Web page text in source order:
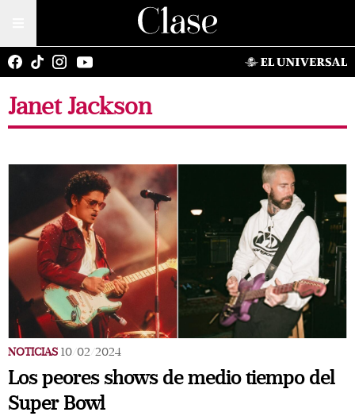
Janet Jackson
NOTICIAS 10/02/2024
Los peores shows de medio tiempo del
Super Bowl